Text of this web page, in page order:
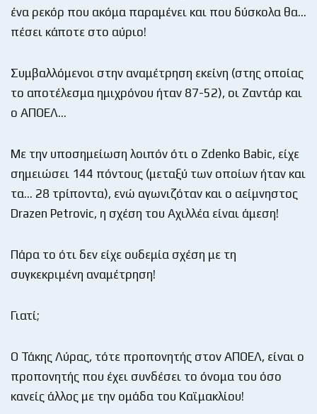
ένα ρεκόρ που ακόμα παραμένει και που δύσκολα θα…
πέσει κάποτε στο αύριο!
Συμβαλλόμενοι στην αναμέτρηση εκείνη (στης οποίας
το αποτέλεσμα ημιχρόνου ήταν 87-52), οι Ζαντάρ και
ο ΑΠΟΕΛ…
Με την υποσημείωση λοιπόν ότι ο Zdenko Babic, είχε
σημειώσει 144 πόντους (μεταξύ των οποίων ήταν και
τα… 28 τρίποντα), ενώ αγωνιζόταν και ο αείμνηστος
Drazen Petrovic, η σχέση του Αχιλλέα είναι άμεση!
Πάρα το ότι δεν είχε ουδεμία σχέση με τη
συγκεκριμένη αναμέτρηση!
Γιατί;
Ο Τάκης Λύρας, τότε προπονητής στον ΑΠΟΕΛ, είναι ο
προπονητής που έχει συνδέσει το όνομα του όσο
κανείς άλλος με την ομάδα του Καϊμακλίου!